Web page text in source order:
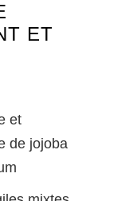
ET
et
de jojoba